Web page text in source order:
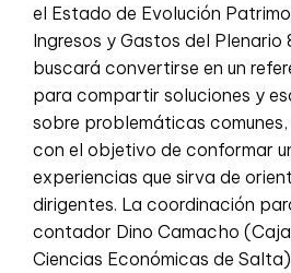
el Estado de Evolución
Ingresos y Gastos del Plenario
buscará convertirse en un
para compartir soluciones y
sobre problemáticas
con el objetivo de conformar
experiencias que sirva de
dirigentes. La coordinación
contador Dino Camacho
Ciencias Económicas de